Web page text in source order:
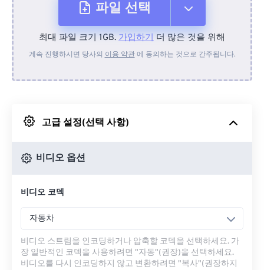
파일 선택
장치에서
Google 드라이브에서
최대 파일 크기 1GB. 가입하기 더 많은 것을 위해
계속 진행하시면 당사의 이용 약관에 동의하는 것으로 간주됩니다.
고급 설정(선택 사항)
비디오 옵션
비디오 코덱
자동차
비디오 스트림을 인코딩하거나 압축할 코덱을 선택하세요. 가
장 일반적인 코덱을 사용하려면 "자동"(권장)을 선택하세요.
비디오를 다시 인코딩하지 않고 변환하려면 "복사"(권장하지